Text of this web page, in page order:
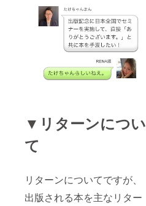
▼リターンについ
て
リターンについてですが、
出版される本を主なリター